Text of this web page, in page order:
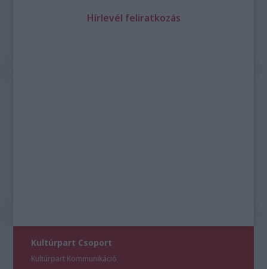
Hírlevél feliratkozás
Kultúrpart Csoport
Kultúrpart Kommunikáció